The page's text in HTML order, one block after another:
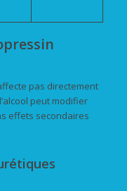
pas directement
peut modifier
effets secondaires